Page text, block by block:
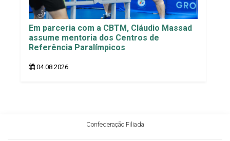
Em parceria com a CBTM, Cláudio Massad
assume mentoria dos Centros de
Referência Paralímpicos
04.08.2026
Confederação Filiada